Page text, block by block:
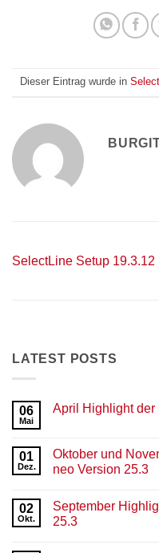
Dieser Eintrag wurde in
SelectLine Setup 19.3.12
LATEST POSTS
06
Mai
April Highlight der
April
Highlight
der
25.4
01
Dez.
Oktober und
neo Version 25.3
zu
Oktober
und
02
Okt.
September
25.3